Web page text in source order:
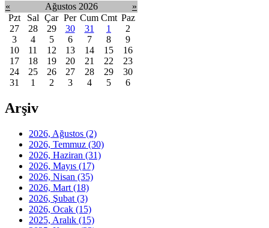
« Ağustos 2026
»
Pzt
Sal Çar Per Cum Cmt Paz
27
28 29 30 31 1
2
3
4 5 6 7 8
9
10
11 12 13 14 15
16
17
18 19 20 21 22
23
24
25 26 27 28 29
30
31
1 2 3 4 5 6
Arşiv
2026, Ağustos (2)
2026, Temmuz (30)
2026, Haziran (31)
2026, Mayıs (17)
2026, Nisan (35)
2026, Mart (18)
2026, Şubat (3)
2026, Ocak (15)
2025, Aralık (15)